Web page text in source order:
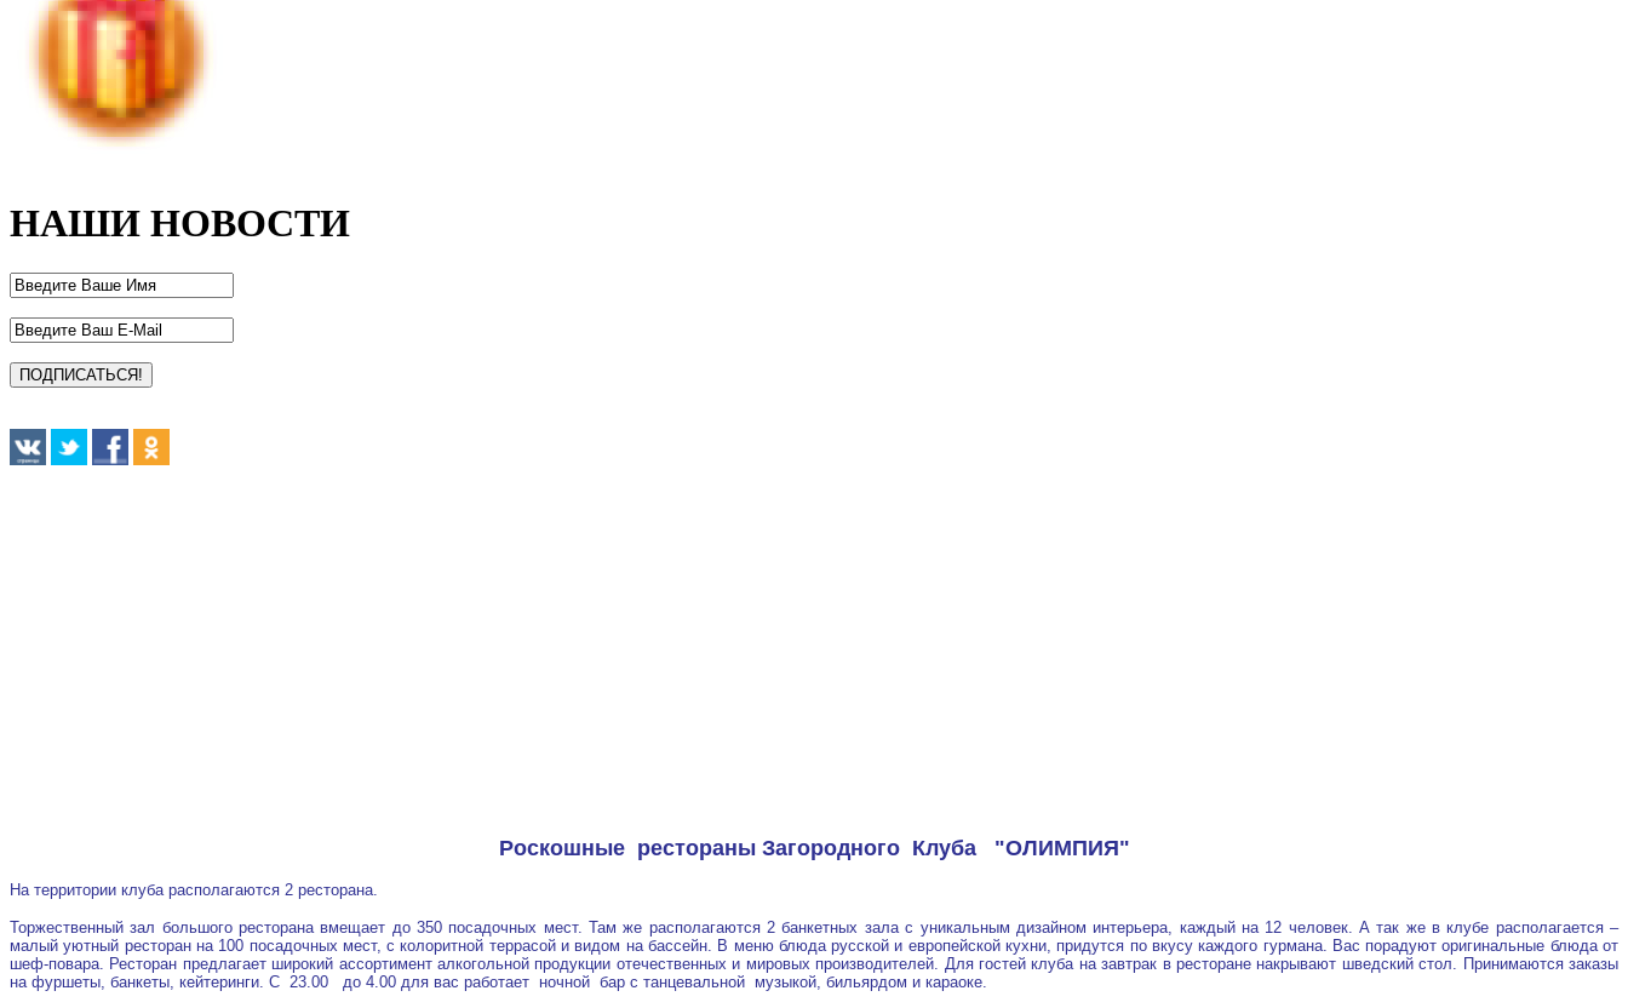
НАШИ НОВОСТИ
Роскошные рестораны Загородного Клуба "ОЛИМПИЯ"
На территории клуба располагаются 2 ресторана.
Торжественный зал большого ресторана вмещает до 350 посадочных мест.Там же располагаются 2 банкетных зала с уникальным дизайном интерьера, каждый на 12 человек. А так же в клубе располагается –
малый уютный ресторан на 100 посадочных мест, с колоритной террасой и видом на бассейн.
В меню блюда русской и европейской кухни, придутся по вкусу каждого гурмана.
Вас порадуют оригинальные блюда от
шеф-повара.
Ресторан предлагает широкий ассортимент алкогольной продукции отечественных и мировых производителей. Для гостей клуба на завтрак в ресторане накрывают шведский стол.
Принимаются заказы
на фуршеты, банкеты, кейтеринги. С 23.00 до 4.00 для вас работает ночной бар с танцевальной музыкой, бильярдом и караоке.